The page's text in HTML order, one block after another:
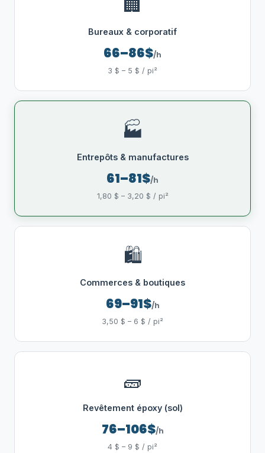
🏢
Bureaux & corporatif
66–86$/h
3 $ – 5 $ / pi²
🏭
Entrepôts & manufactures
61–81$/h
1,80 $ – 3,20 $ / pi²
🛍️
Commerces & boutiques
69–91$/h
3,50 $ – 6 $ / pi²
🧱
Revêtement époxy (sol)
76–106$/h
4 $ – 9 $ / pi²